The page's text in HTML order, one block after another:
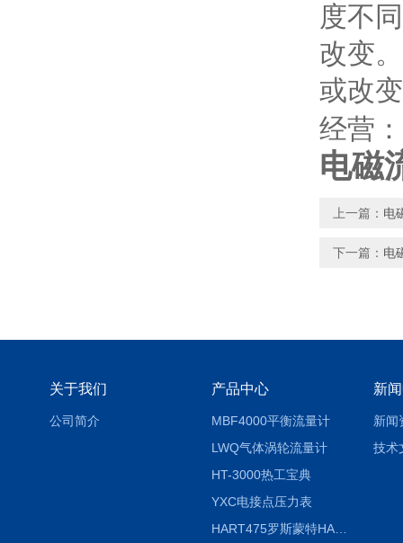
度不
改变
或改
经营：
电磁
上一篇： 电
下一篇： 电
关于我们
公司简介
产品中心
MBF4000平衡流量计
LWQ气体涡轮流量计
HT-3000热工宝典
YXC电接点压力表
HART475罗斯蒙特HART475手操器
新
新闻
技术